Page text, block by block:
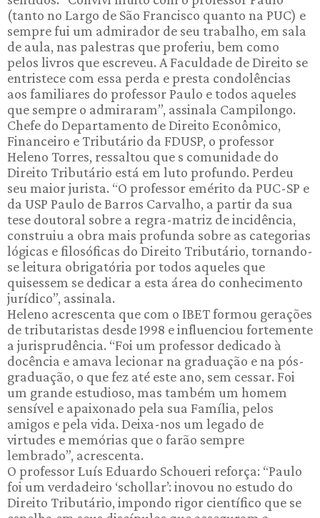
(tanto no Largo de São Francisco quanto na PUC) e
sempre fui um admirador de seu trabalho, em sala
de aula, nas palestras que proferiu, bem como
pelos livros que escreveu. A Faculdade de Direito se
entristece com essa perda e presta condolências
aos familiares do professor Paulo e todos aqueles
que sempre o admiraram”, assinala Campilongo.
Chefe do Departamento de Direito Econômico,
Financeiro e Tributário da FDUSP, o professor
Heleno Torres, ressaltou que s comunidade do
Direito Tributário está em luto profundo. Perdeu
seu maior jurista. “O professor emérito da PUC-SP e
da USP Paulo de Barros Carvalho, a partir da sua
tese doutoral sobre a regra-matriz de incidência,
construiu a obra mais profunda sobre as categorias
lógicas e filosóficas do Direito Tributário, tornando-
se leitura obrigatória por todos aqueles que
quisessem se dedicar a esta área do conhecimento
jurídico”, assinala.
Heleno acrescenta que com o IBET formou gerações
de tributaristas desde 1998 e influenciou fortemente
a jurisprudência. “Foi um professor dedicado à
docência e amava lecionar na graduação e na pós-
graduação, o que fez até este ano, sem cessar. Foi
um grande estudioso, mas também um homem
sensível e apaixonado pela sua Família, pelos
amigos e pela vida. Deixa-nos um legado de
virtudes e memórias que o farão sempre
lembrado”, acrescenta.
O professor Luís Eduardo Schoueri reforça: “Paulo
foi um verdadeiro ‘schollar’: inovou no estudo do
Direito Tributário, impondo rigor científico que se